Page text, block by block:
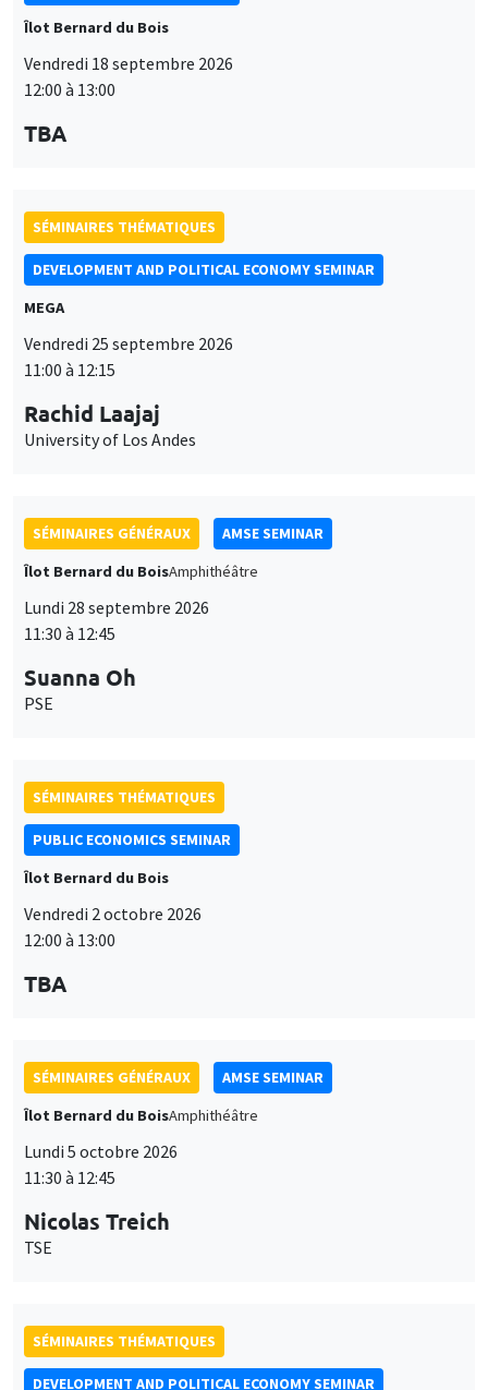
Îlot Bernard du Bois
Vendredi 18 septembre 2026
12:00 à 13:00
TBA
SÉMINAIRES THÉMATIQUES
DEVELOPMENT AND POLITICAL ECONOMY SEMINAR
MEGA
Vendredi 25 septembre 2026
11:00 à 12:15
Rachid Laajaj
University of Los Andes
SÉMINAIRES GÉNÉRAUX
AMSE SEMINAR
Îlot Bernard du BoisAmphithéâtre
Lundi 28 septembre 2026
11:30 à 12:45
Suanna Oh
PSE
SÉMINAIRES THÉMATIQUES
PUBLIC ECONOMICS SEMINAR
Îlot Bernard du Bois
Vendredi 2 octobre 2026
12:00 à 13:00
TBA
SÉMINAIRES GÉNÉRAUX
AMSE SEMINAR
Îlot Bernard du BoisAmphithéâtre
Lundi 5 octobre 2026
11:30 à 12:45
Nicolas Treich
TSE
SÉMINAIRES THÉMATIQUES
DEVELOPMENT AND POLITICAL ECONOMY SEMINAR